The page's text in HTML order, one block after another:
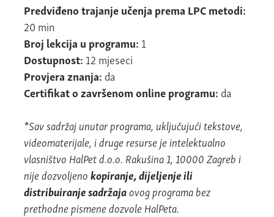
Predviđeno trajanje učenja prema LPC metodi:
20 min
Broj lekcija u programu: 1
Dostupnost: 12 mjeseci
Provjera znanja: da
Certifikat o završenom online programu: da
*Sav sadržaj unutar programa, uključujući tekstove,
videomaterijale, i druge resurse je intelektualno
vlasništvo HalPet d.o.o. Rakušina 1, 10000 Zagreb i
nije dozvoljenokopiranje, dijeljenje ili
distribuiranje sadržajaovog programa bez
prethodne pismene dozvole HalPeta.